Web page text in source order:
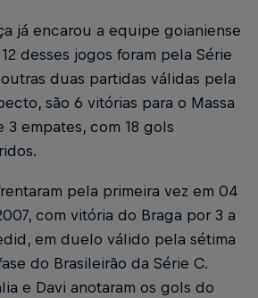
já encarou a equipe goianiense
desses jogos foram pela Série
duas partidas válidas pela
são 6 vitórias para o Massa
3 empates, com 18 gols
pela primeira vez em 04
com vitória do Braga por 3 a
em duelo válido pela sétima
do Brasileirão da Série C.
e Davi anotaram os gols do